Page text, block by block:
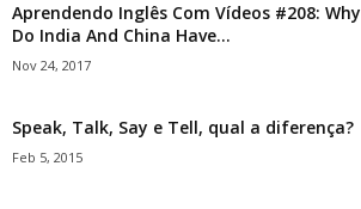
Aprendendo Inglês Com Vídeos #208: Why
Do India And China Have...
Nov 24, 2017
Speak, Talk, Say e Tell, qual a diferença?
Feb 5, 2015